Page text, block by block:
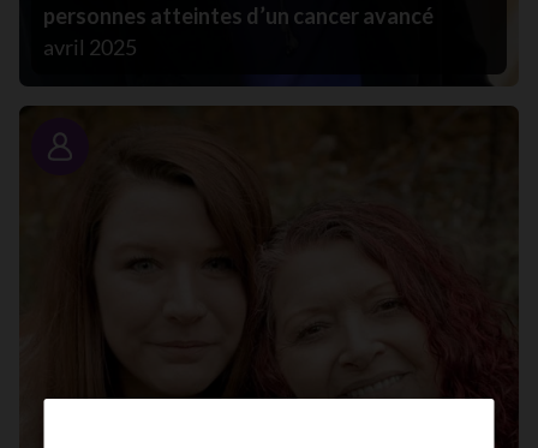
personnes atteintes d’un cancer avancé
avril 2025
Portrait